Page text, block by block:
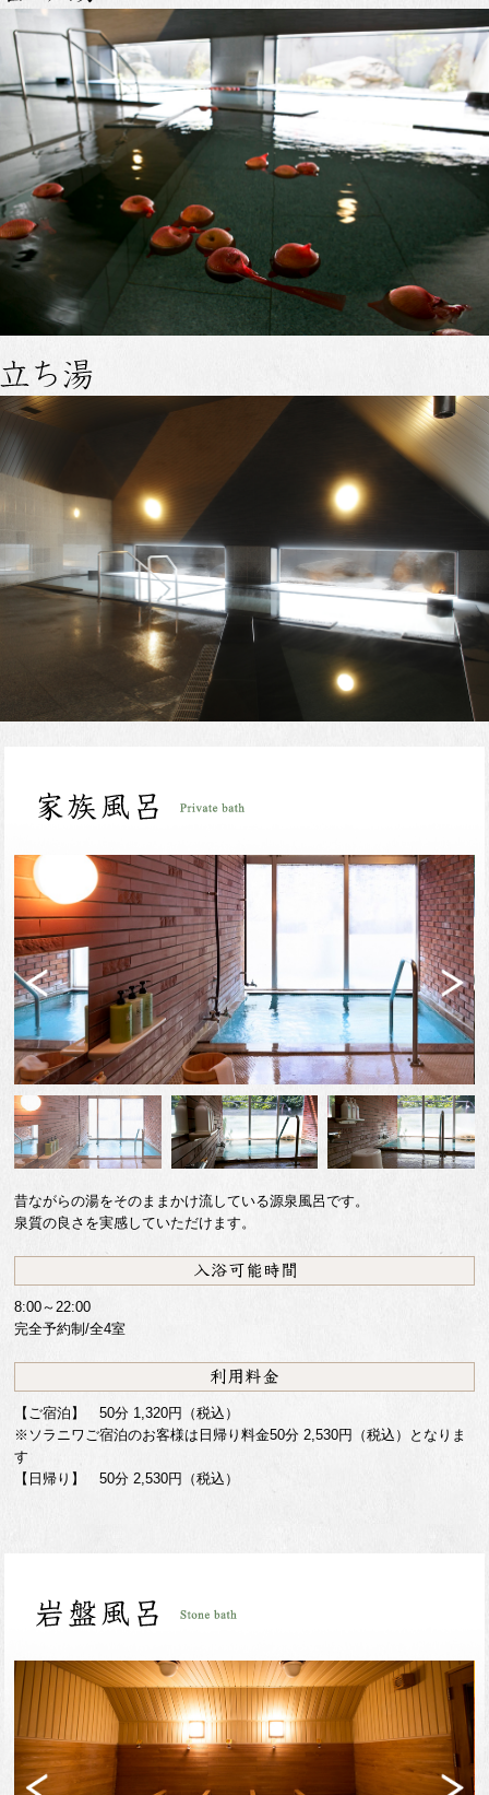
Previ
ous
Next
昔ながらの湯をそのままかけ流している源泉風呂です。
泉質の良さを実感していただけます。
8:00～22:00
完全予約制/全4室
【ご宿泊】 50分 1,320円（税込）
※ソラニワご宿泊のお客様は日帰り料金50分 2,530円（税込）となりま
す
【日帰り】 50分 2,530円（税込）